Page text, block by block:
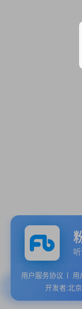
用户服务协议 用
开发者:北